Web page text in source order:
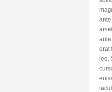
ante
erat
leo.